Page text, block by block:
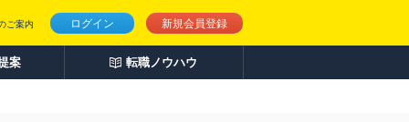
ログイン 新規会員登録
ご案内
案 転職ノウハウ